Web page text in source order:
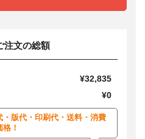
注文の総額
¥32,835
¥0
・版代・印刷代・送料・消費
！